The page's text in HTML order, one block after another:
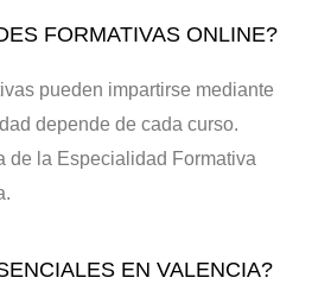
FORMATIVAS ONLINE?
pueden impartirse mediante
depende de cada curso.
de la Especialidad Formativa
EN VALENCIA?